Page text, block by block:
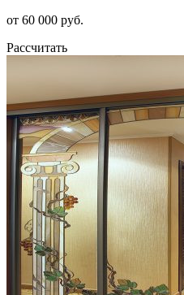
от 60 000 руб.
Рассчитать